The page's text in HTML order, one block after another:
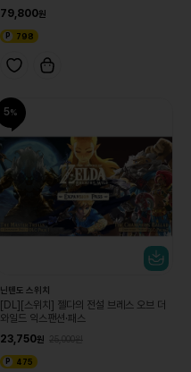
79,800
798
5
닌텐도 스위치
[DL][스위치] 젤다의 전설 브레스 오브 더
와일드 익스팬션·패스
23,750
25,000
475